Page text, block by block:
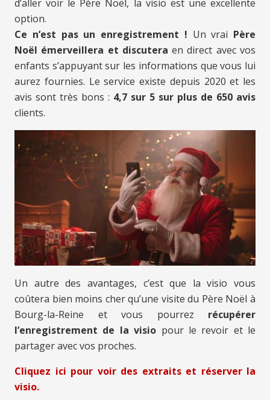
d’aller voir le Père Noël, la visio est une excellente
option.
Ce n’est pas un enregistrement ! Un vrai Père
Noël émerveillera et discutera en direct avec vos
enfants s’appuyant sur les informations que vous lui
aurez fournies. Le service existe depuis 2020 et les
avis sont très bons : 4,7 sur 5 sur plus de 650 avis
clients.
Un autre des avantages, c’est que la visio vous
coûtera bien moins cher qu’une visite du Père Noël à
Bourg-la-Reine et vous pourrez récupérer
l’enregistrement de la visio pour le revoir et le
partager avec vos proches.
Cliquez ici pour voir des extraits et réserver la
visio.